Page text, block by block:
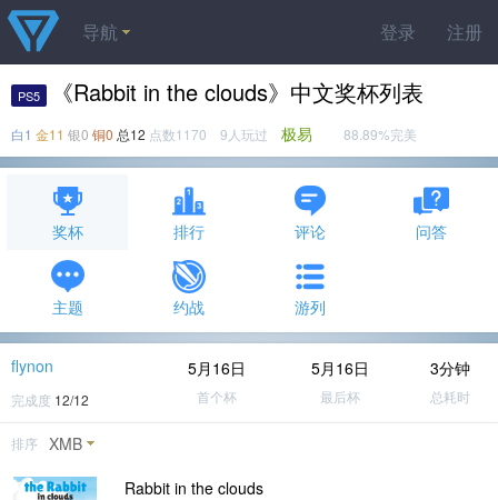
登录 注册
导航
PS5 《Rabbit in the clouds》中文奖杯列表
白1 金11 银0 铜0 总12 点数1170 9人玩过 极易 88.89%完美
奖杯 排行 评论 问答
主题 约战 游列
flynon
完成度 12/12
5月16日
首个杯
5月16日
最后杯
3分钟
总耗时
排序 XMB
Rabbit in the clouds